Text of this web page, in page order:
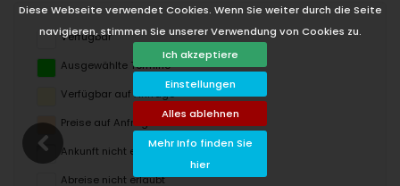
Diese Webseite verwendet Cookies. Wenn Sie weiter durch die Seite
navigieren, stimmen Sie unserer Verwendung von Cookies zu.
Ich akzeptiere
Einstellungen
Alles ablehnen
Mehr Info finden Sie
hier
Verfügbar
Ausgewählte Termine
Verfügbar auf Anfrage
Preise auf Anfrage
Ankunft nicht erlaubt
Abreise nicht erlaubt